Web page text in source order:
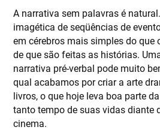
A narrativa sem palavras é
imagética de seqüências de
em cérebros mais simples do que
de que são feitas as histórias.
narrativa pré-verbal pode muito
qual acabamos por criar a arte
livros, o que hoje leva boa parte
tanto tempo de suas vidas diante
cinema.